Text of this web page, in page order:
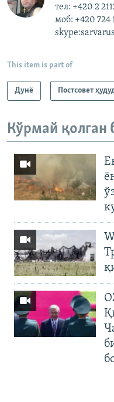
тел: +420 2
моб: +420 724
This item is part of
Дунë Постсовет
Кўрмай қолган